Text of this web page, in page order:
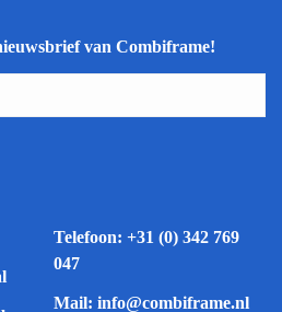
van Combiframe!
Telefoon: +31 (0) 342 769
047
Mail: info@combiframe.nl